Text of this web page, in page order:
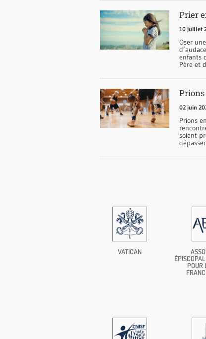
Prier
10 juillet
Oser
enfants
Père et
02 juin
Prions
soient
VATICAN
POUR